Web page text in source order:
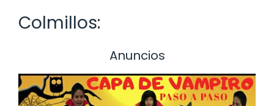
Colmillos:
Anuncios